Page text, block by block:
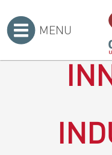
MENU